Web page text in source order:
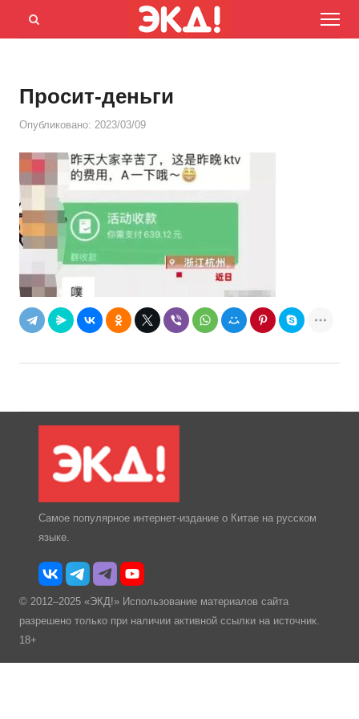
Menu
Открыть
Просит-деньги
Опубликовано: 2023/03/09
Самое популярное интернет-издание о Китае на русском
языке.
© 2012–2025 «ЭКД!» Использование материалов сайта
разрешено только при наличии активной ссылки на источник.
18+